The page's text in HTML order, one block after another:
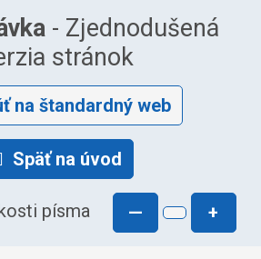
- Zjednodušená
stránok
na štandardný web
Späť na úvod
písma — +